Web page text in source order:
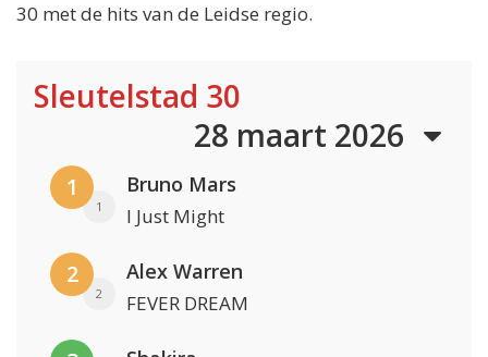
30 met de hits van de Leidse regio.
Sleutelstad 30
28 maart 2026
1
1
Bruno Mars
I Just Might
2
2
Alex Warren
FEVER DREAM